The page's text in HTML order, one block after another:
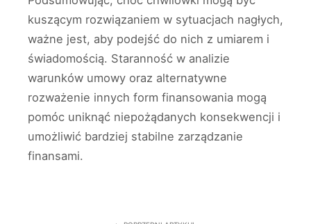
kuszącym rozwiązaniem w sytuacjach nagłych,
ważne jest, aby podejść do nich z umiarem i
świadomością. Staranność w analizie
warunków umowy oraz alternatywne
rozważenie innych form finansowania mogą
pomóc uniknąć niepożądanych konsekwencji i
umożliwić bardziej stabilne zarządzanie
finansami.